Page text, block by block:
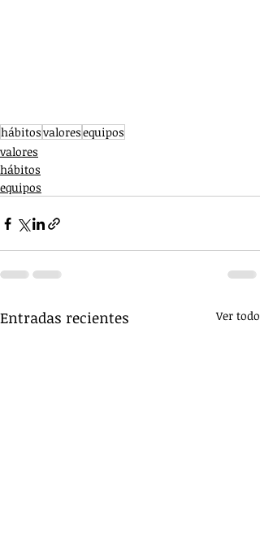
hábitosvaloresequipos
valores
hábitos
equipos
Entradas recientes Ver todo